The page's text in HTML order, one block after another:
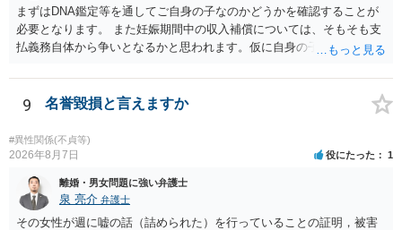
まずはDNA鑑定等を通してご自身の子なのかどうかを確認することが
必要となります。 また妊娠期間中の収入補償については、そもそも支
払義務自体から争いとなるかと思われます。仮に自身の子であったと
相手に弁護士がついているということであれば、依頼をするかしない
かは別として一度ご自身も個別に弁護士に相談をされたほうが良いで
9 名誉毀損と言えますか
#異性関係(不貞等)
2026年8月7日 役にたった 1
離婚・男女問題に強い弁護士
泉 亮介 弁護士
その女性が週に嘘の話（詰められた）を行っていることの証明，被害